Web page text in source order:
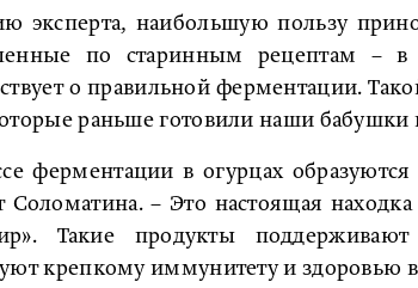
эксперта, наибольшую пользу
по старинным рецептам –
о правильной ферментации.
раньше готовили наши бабушки
ферментации в огурцах
Соломатина. – Это настоящая
Такие продукты
крепкому иммунитету и здоровью